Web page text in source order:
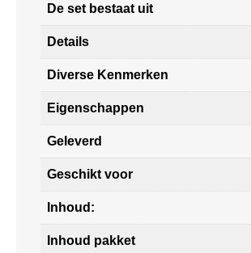
De set bestaat uit
Details
Diverse Kenmerken
Eigenschappen
Geleverd
Geschikt voor
Inhoud:
Inhoud pakket